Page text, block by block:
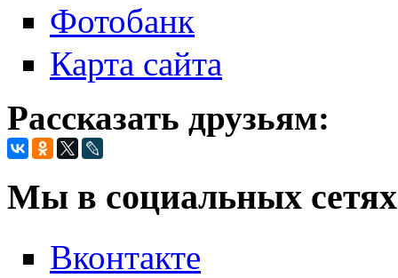
Фотобанк
Карта сайта
Рассказать друзьям:
Мы в социальных
Вконтакте